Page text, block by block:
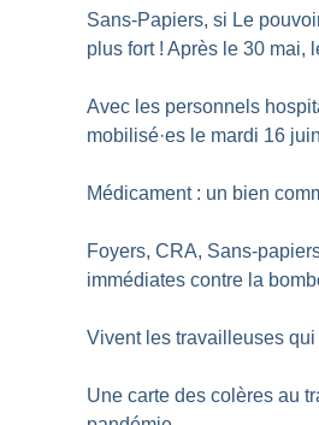
Sans-Papiers, si Le
plus fort ! Après le 30 mai,
Avec les personnels
mobilisé·es le mardi 16 juin
Médicament : un bien
Foyers, CRA, Sans-
immédiates contre la
Vivent les travailleuses
Une carte des colères au